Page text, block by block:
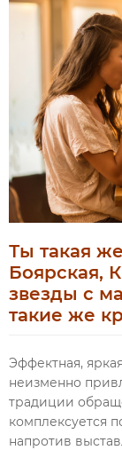
Ты такая
Боярская,
звезды с
такие же
Эффектная,
неизменно
традиции
комплексуется
напротив